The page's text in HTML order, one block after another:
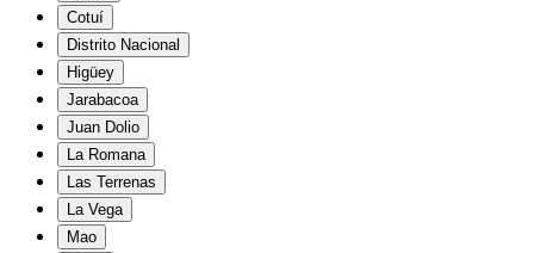
Cotuí
Distrito Nacional
Higüey
Jarabacoa
Juan Dolio
La Romana
Las Terrenas
La Vega
Mao